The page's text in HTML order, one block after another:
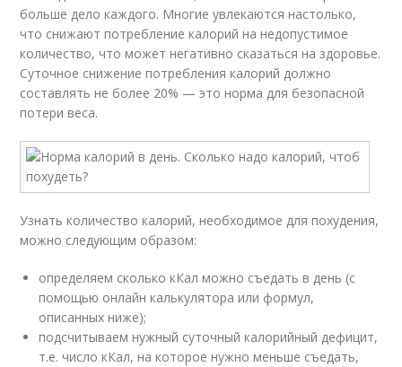
больше дело каждого. Многие увлекаются настолько,
что снижают потребление калорий на недопустимое
количество, что может негативно сказаться на здоровье.
Суточное снижение потребления калорий должно
составлять не более 20% — это норма для безопасной
потери веса.
Узнать количество калорий, необходимое для похудения,
можно следующим образом:
определяем сколько кКал можно съедать в день (с
помощью онлайн калькулятора или формул,
описанных ниже);
подсчитываем нужный суточный калорийный дефицит,
т.е. число кКал, на которое нужно меньше съедать,